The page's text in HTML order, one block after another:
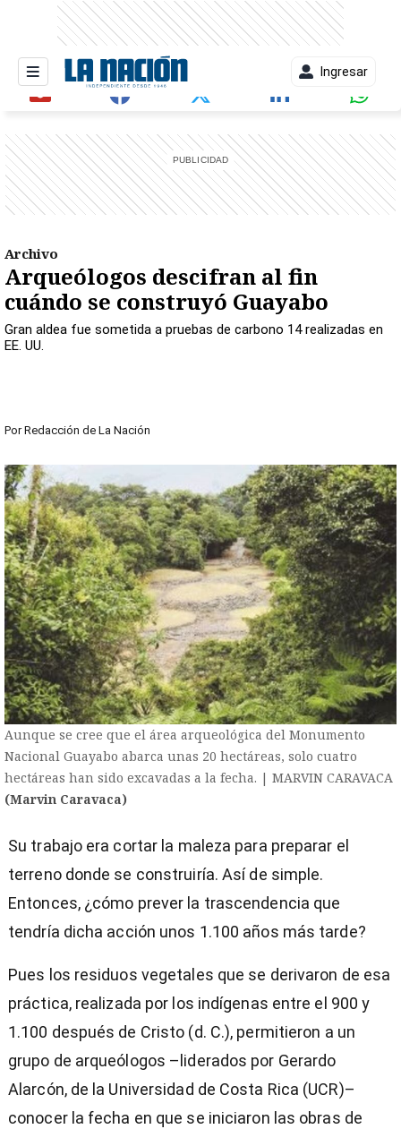
Ingresar
Archivo
Arqueólogos descifran al fin
cuándo se construyó Guayabo
Gran aldea fue sometida a pruebas de carbono 14 realizadas en
EE. UU.
Por Redacción de La Nación
Aunque se cree que el área arqueológica del Monumento
Nacional Guayabo abarca unas 20 hectáreas, solo cuatro
hectáreas han sido excavadas a la fecha. | MARVIN CARAVACA
(Marvin Caravaca)
Su trabajo era cortar la maleza para preparar el
terreno donde se construiría. Así de simple.
Entonces, ¿cómo prever la trascendencia que
tendría dicha acción unos 1.100 años más tarde?
Pues los residuos vegetales que se derivaron de esa
práctica, realizada por los indígenas entre el 900 y
1.100 después de Cristo (d. C.), permitieron a un
grupo de arqueólogos –liderados por Gerardo
Alarcón, de la Universidad de Costa Rica (UCR)–
conocer la fecha en que se iniciaron las obras de